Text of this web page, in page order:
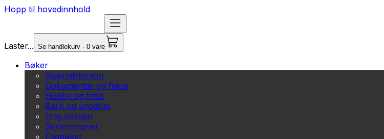
Hopp til hovedinnhold
Laster... Se handlekurv - 0 vare
Bøker
Skjønnlitteratur
Dokumentar og fakta
Hobby og fritid
Barn og ungdom
Ung voksen
Serieromaner
Fagbøker